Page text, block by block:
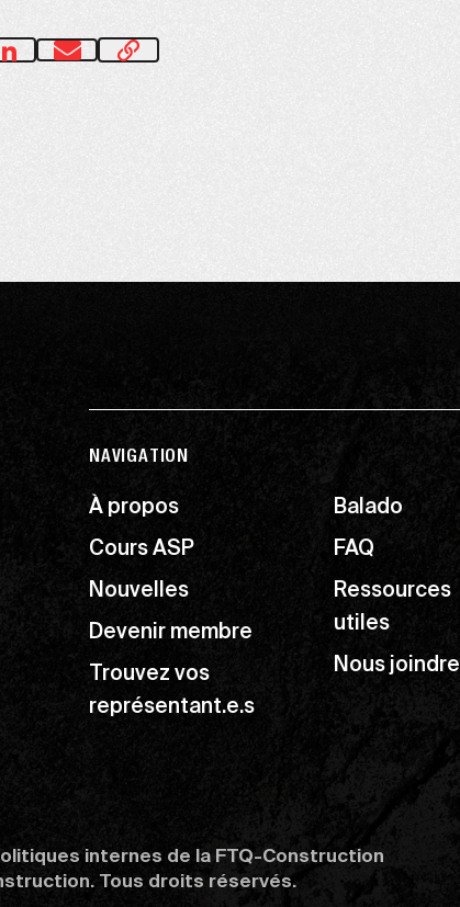
NAVIGATION
À propos
Cours ASP
Nouvelles
Devenir membre
Trouvez vos
représentant.e.s
Balado
FAQ
Ressources
utiles
Nous joindre
internes de la FTQ-Construction
Tous droits réservés.